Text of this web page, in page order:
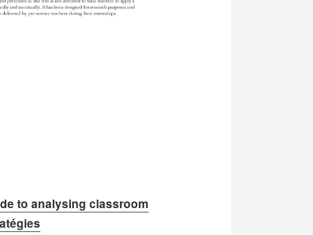
to analysing classroom